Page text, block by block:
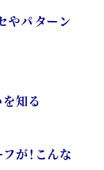
やパターン
知る
が！こんな